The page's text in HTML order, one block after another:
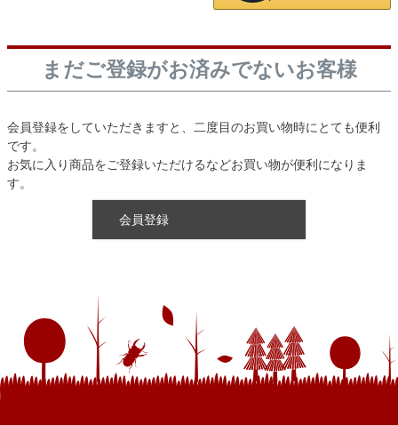
まだご登録がお済みでないお客様
会員登録をしていただきますと、二度目のお買い物時にとても便利
です。
お気に入り商品をご登録いただけるなどお買い物が便利になりま
す。
会員登録